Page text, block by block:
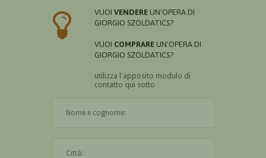
VUOI VENDERE UN'OPERA DI
GIORGIO SZOLDATICS?
VUOI COMPRARE UN'OPERA DI
GIORGIO SZOLDATICS?
utilizza l'apposito modulo di
contatto qui sotto